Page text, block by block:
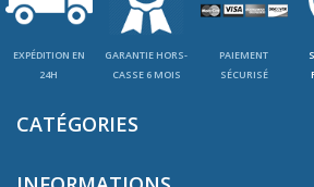
EXPÉDITION EN
24H
GARANTIE HORS-
CASSE 6 MOIS
PAIEMENT
SÉCURISÉ
CATÉGORIES